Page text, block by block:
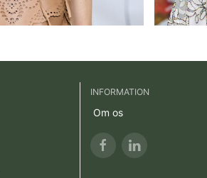
INFORMATION
Om os